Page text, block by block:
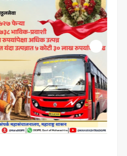
कामाचा जिल्हाधिकारी डॉ. श्रीकृष्ण
पांचाळ आणि आयुक्त डॉ. कैलास शिंदे
यांनी घेतला आढावा
Maharashtra Majha News